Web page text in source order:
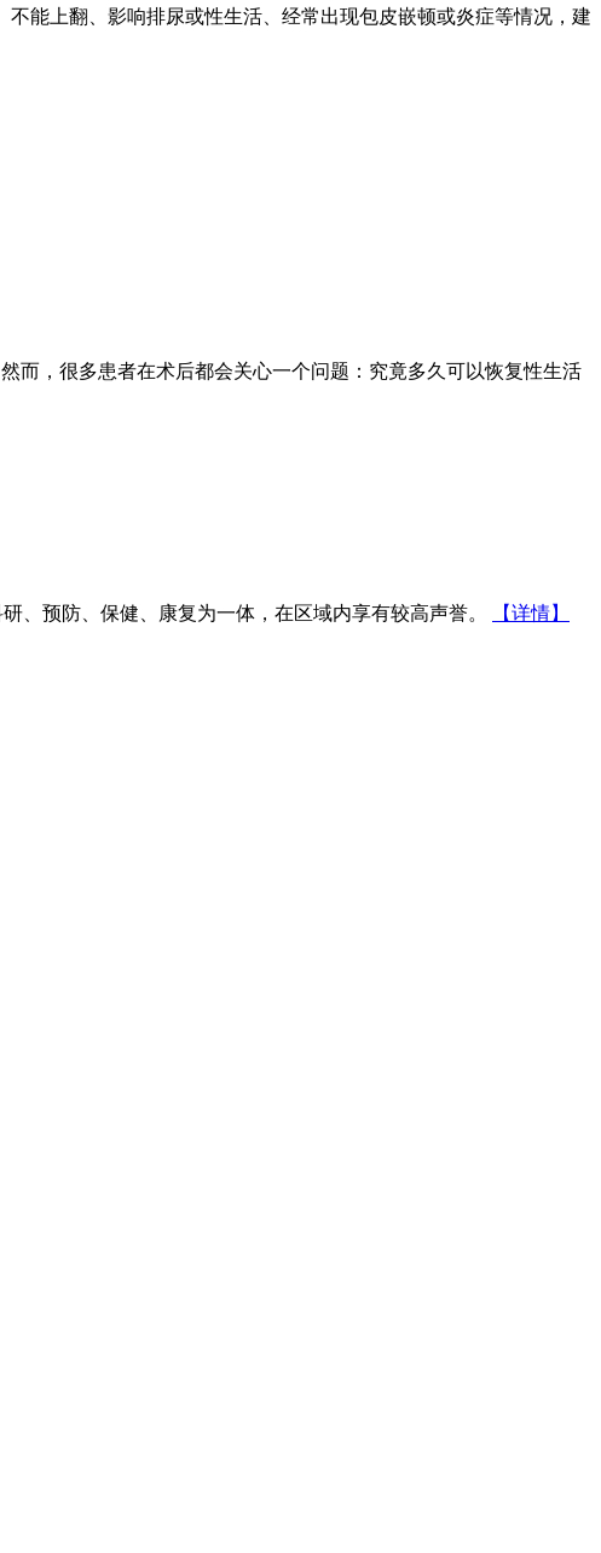
能上翻、影响排尿或性生活、经常出现包皮嵌顿或炎症等情况，建
而，很多患者在术后都会关心一个问题：究竟多久可以恢复性生活
预防、保健、康复为一体，在区域内享有较高声誉。
【详情】